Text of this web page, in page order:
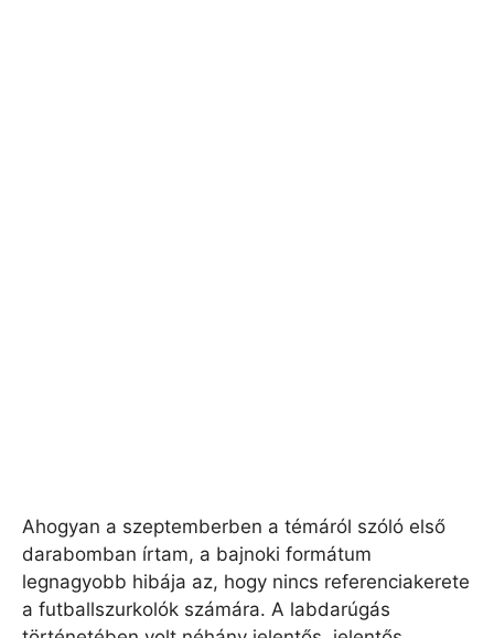
Ahogyan a szeptemberben a témáról szóló első
darabomban írtam, a bajnoki formátum
legnagyobb hibája az, hogy nincs referenciakerete
a futballszurkolók számára. A labdarúgás